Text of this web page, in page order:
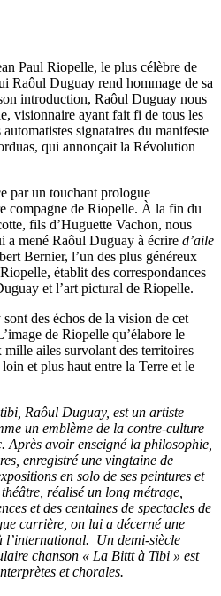
Paul Riopelle, le plus célèbre de
Raôul Duguay rend hommage de sa
introduction, Raôul Duguay nous
visionnaire ayant fait fi de tous les
signataires du manifeste
qui annonçait la Révolution
par un touchant prologue
compagne de Riopelle. À la fin du
fils d’Huguette Vachon, nous
a mené Raôul Duguay à écrire d’aile
Bernier, l’un des plus généreux
établit des correspondances
et l’art pictural de Riopelle.
des échos de la vision de cet
de Riopelle qu’élabore le
mille ailes survolant des territoires
et plus haut entre la Terre et le
Raôul Duguay, est un artiste
un emblème de la contre-culture
Après avoir enseigné la philosophie,
enregistré une vingtaine de
en solo de ses peintures et
réalisé un long métrage,
et des centaines de spectacles de
carrière, on lui a décerné une
l’international. Un demi-siècle
chanson « La Bittt à Tibi » est
et chorales.